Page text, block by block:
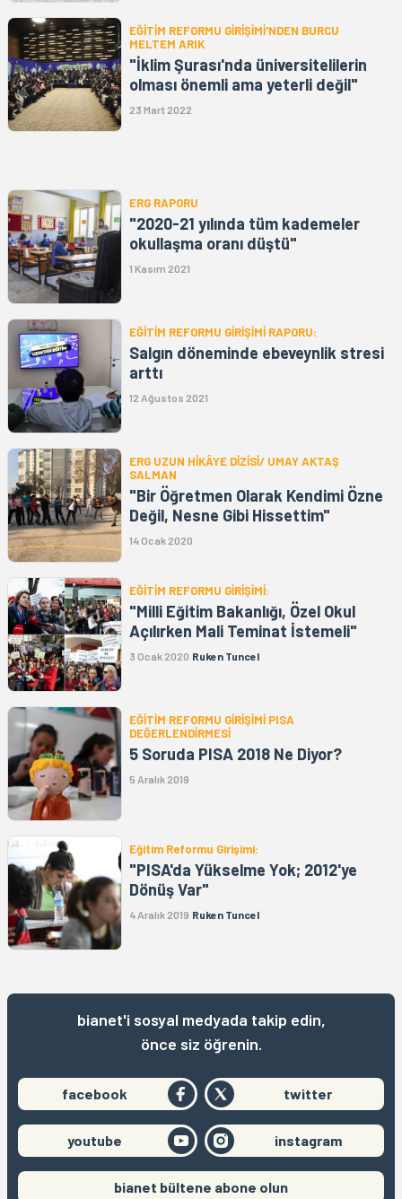
EĞİTİM REFORMU GİRİŞİMİ'NDEN BURCU
MELTEM ARIK
"İklim Şurası'nda üniversitelilerin
olması önemli ama yeterli değil"
23 Mart 2022
ERG RAPORU
"2020-21 yılında tüm kademeler
okullaşma oranı düştü"
1 Kasım 2021
EĞİTİM REFORMU GİRİŞİMİ RAPORU:
Salgın döneminde ebeveynlik stresi
arttı
12 Ağustos 2021
ERG UZUN HİKÂYE DİZİSİ/ UMAY AKTAŞ
SALMAN
"Bir Öğretmen Olarak Kendimi Özne
Değil, Nesne Gibi Hissettim"
14 Ocak 2020
EĞİTİM REFORMU GİRİŞİMİ:
"Milli Eğitim Bakanlığı, Özel Okul
Açılırken Mali Teminat İstemeli"
3 Ocak 2020 Ruken Tuncel
EĞİTİM REFORMU GİRİŞİMİ PISA
DEĞERLENDİRMESİ
5 Soruda PISA 2018 Ne Diyor?
5 Aralık 2019
Eğitim Reformu Girişimi:
"PISA'da Yükselme Yok; 2012'ye
Dönüş Var"
4 Aralık 2019 Ruken Tuncel
bianet'i sosyal medyada takip edin,
önce siz öğrenin.
facebook twitter
youtube instagram
bianet bültene abone olun